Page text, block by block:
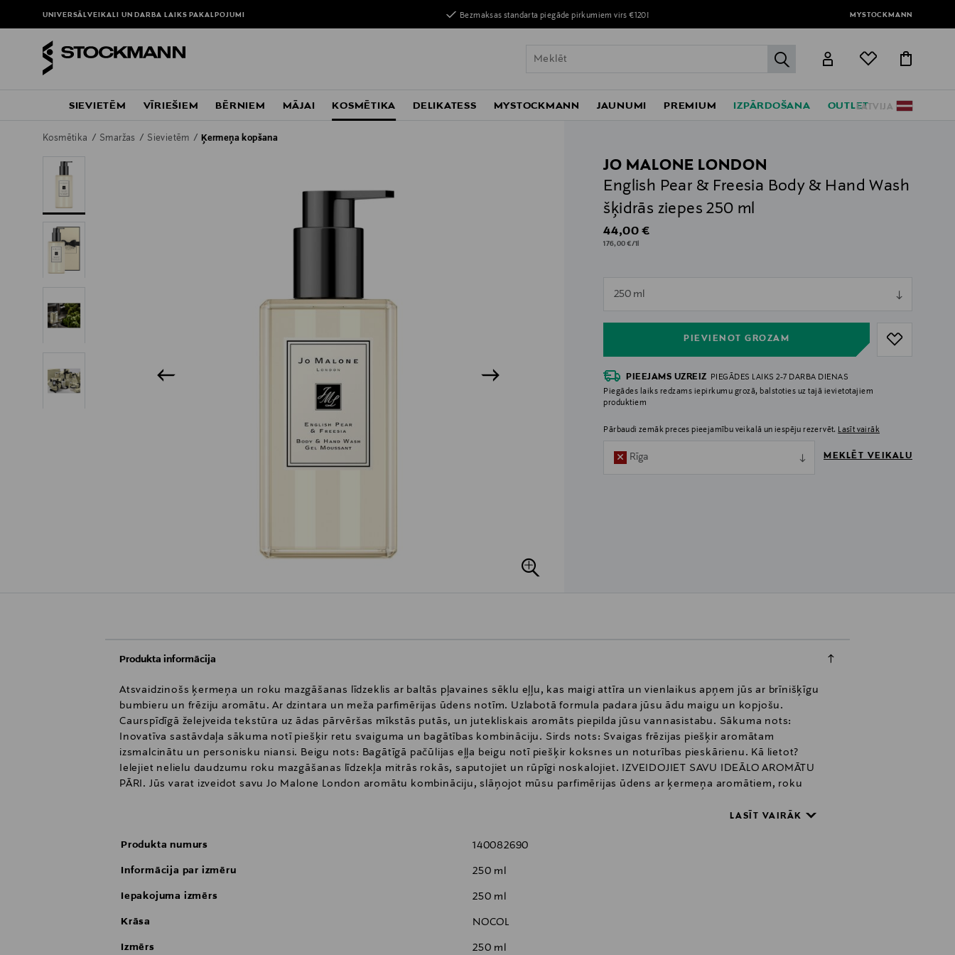
UNIVERSĀLVEIKALI UN DARBA LAIKSPAKALPOJUMI Bezmaksas standarta piegāde pirkumiem virs €120! MYSTOCKMANN
label.header.go
LATVIJA
SIEVIETĒM VĪRIEŠIEM BĒRNIEM MĀJAI KOSMĒTIKA DELIKATESS MYSTOCKMANN JAUNUMI PREMIUM IZPĀRDOŠANA OUTLET
Kosmētika Smaržas Sievietēm Ķermeņa kopšana
JO MALONE LONDON
English Pear & Freesia Body & Hand Wash
šķidrās ziepes 250 ml
Original Price
44,00 €
176,00 €/1l
250 ml
PIEVIENOT GROZAM
null
PIEEJAMS UZREIZ
PIEGĀDES LAIKS 2-7 DARBA DIENAS
Piegādes laiks redzams iepirkumu grozā, balstoties uz tajā ievietotajiem
produktiem
Pārbaudi zemāk preces pieejamību veikalā un iespēju rezervēt. Lasīt vairāk
Rīga MEKLĒT VEIKALU
Produkta informācija
Atsvaidzinošs ķermeņa un roku mazgāšanas līdzeklis ar baltās pļavaines sēklu eļļu, kas maigi attīra un vienlaikus apņem jūs ar brīnišķīgu
bumbieru un frēziju aromātu. Ar dzintara un meža parfimērijas ūdens notīm. Uzlabotā formula padara jūsu ādu maigu un kopjošu.
Caurspīdīgā želejveida tekstūra uz ādas pārvēršas mīkstās putās, un jutekliskais aromāts piepilda jūsu vannasistabu. Sākuma nots:
Inovatīva sastāvdaļa sākuma notī piešķir retu svaiguma un bagātības kombināciju. Sirds nots: Svaigas frēzijas piešķir aromātam
izsmalcinātu un personisku niansi. Beigu nots: Bagātīgā pačūlijas eļļa beigu notī piešķir koksnes un noturības pieskārienu. Kā lietot?
Ielejiet nelielu daudzumu roku mazgāšanas līdzekļa mitrās rokās, saputojiet un rūpīgi noskalojiet. IZVEIDOJIET SAVU IDEĀLO AROMĀTU
PĀRI. Jūs varat izveidot savu Jo Malone London aromātu kombināciju, slāņojot mūsu parfimērijas ūdens ar ķermeņa aromātiem, roku
maisījumu. Izmēģiniet iecienītākās kombinācijas: English Pear & Freesia un Nectarine Blossom & Honey. Piešķir sulīgumu un saldumu.
Pear & Freesia un Mimosa & Cardamom. Ietin aromātā taustāmu siltuma sajūtu. Angļu bumbieru, frēziju, mimozas un kardamona
LASĪT VAIRĀK
Produkta numurs 140082690
Informācija par izmēru 250 ml
Iepakojuma izmērs 250 ml
Krāsa NOCOL
Izmērs 250 ml